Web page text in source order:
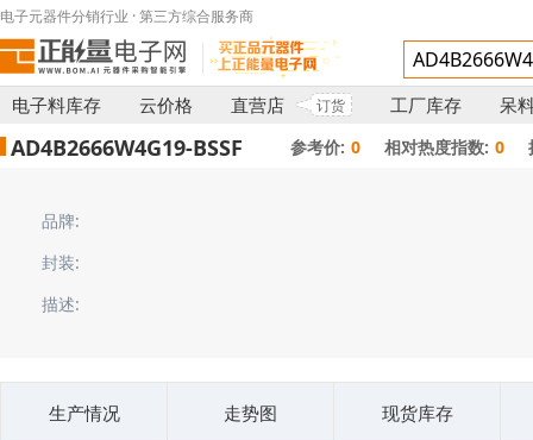
电子元器件分销行业 · 第三方综合服务商
电子料库存 云价格 直营店 订货 工厂库存 呆
AD4B2666W4G19-BSSF 参考价: 0 相对热度指数: 0
品牌:
封装:
描述:
生产情况 走势图 现货库存